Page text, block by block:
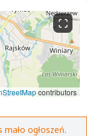
contributors
ogłoszeń.